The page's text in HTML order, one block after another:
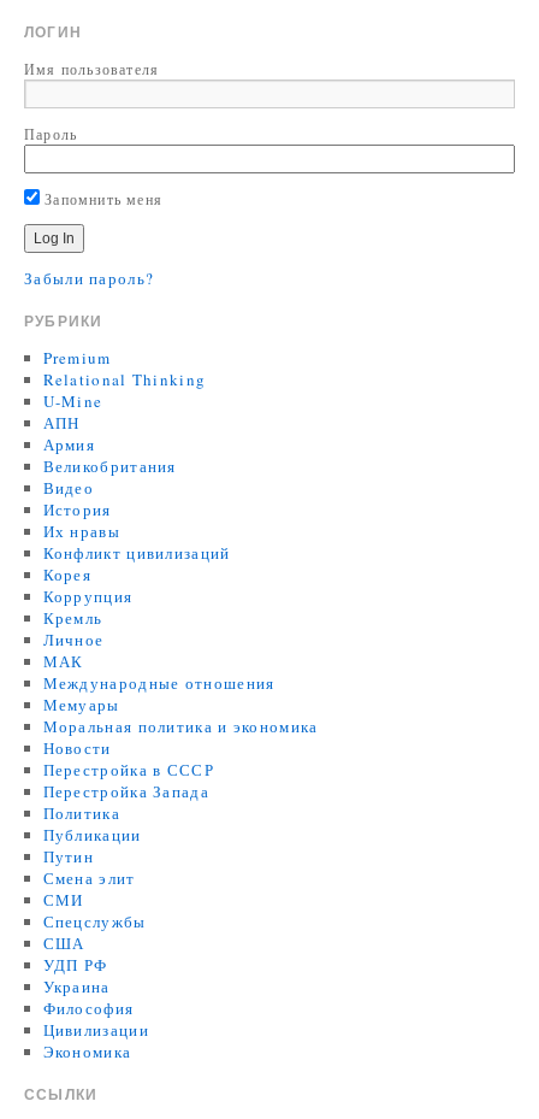
ЛОГИН
Имя пользователя
Пароль
Запомнить меня
Забыли пароль?
РУБРИКИ
Premium
Relational Thinking
U-Mine
АПН
Армия
Великобритания
Видео
История
Их нравы
Конфликт цивилизаций
Корея
Коррупция
Кремль
Личное
МАК
Международные отношения
Мемуары
Моральная политика и экономика
Новости
Перестройка в СССР
Перестройка Запада
Политика
Публикации
Путин
Смена элит
СМИ
Спецслужбы
США
УДП РФ
Украина
Философия
Цивилизации
Экономика
ССЫЛКИ